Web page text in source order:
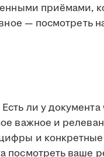
приёмами,
— посмотреть
Есть ли у документа
важное и
и конкретные
посмотреть ваше